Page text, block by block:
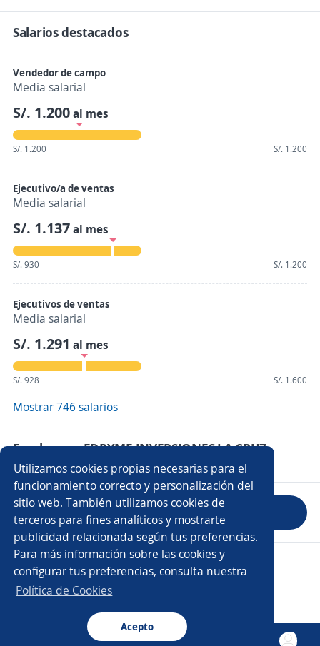
Salarios destacados
Vendedor de campo
Media salarial
S/. 1.200al mes
S/. 1.200 S/. 1.200
Ejecutivo/a de ventas
Media salarial
S/. 1.137al mes
S/. 930 S/. 1.200
Ejecutivos de ventas
Media salarial
S/. 1.291 al mes
S/. 928 S/. 1.600
Mostrar 746 salarios
Empleos en EDPYME INVERSIONES LA CRUZ
Evaluar empresa
Copyright 2014 - 2026 DGNET LTD.
Aviso legal / Privacidad
Utilizamos cookies propias necesarias para el
funcionamiento correcto y personalización del
sitio web. También utilizamos cookies de
terceros para fines analíticos y mostrarte
publicidad relacionada según tus preferencias.
Para más información sobre las cookies y
configurar tus preferencias, consulta nuestra
Política de Cookies
Acepto